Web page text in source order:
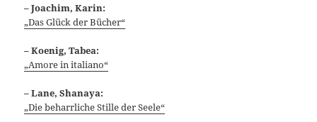
– Joachim, Karin:
„Das Glück der Bücher“
– Koenig, Tabea:
„Amore in italiano“
– Lane, Shanaya:
„Die beharrliche Stille der Seele“